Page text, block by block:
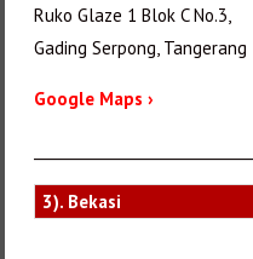
Ruko Glaze 1 Blok C No.3,
Gading Serpong, Tangerang
Google Maps ›
3). Bekasi